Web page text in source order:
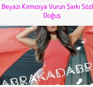
Beyazı Kırmızıya Vurun Şarkı
Doğuş